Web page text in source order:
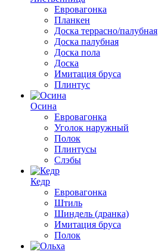
Евровагонка
Планкен
Доска террасно/палубная
Доска палубная
Доска пола
Доска
Имитация бруса
Плинтус
Осина
Евровагонка
Уголок наружный
Полок
Плинтусы
Слэбы
Кедр
Евровагонка
Штиль
Шиндель (дранка)
Имитация бруса
Полок